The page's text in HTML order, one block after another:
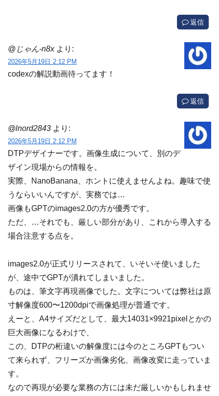
返信
@じゃん-n8x より:
2026年5月19日 2:12 PM
codexの解説動画待ってます！
返信
@lnord2843 より:
2026年5月19日 2:12 PM
DTPデザイナーです。画像生成について、別のデ
ザイン現場からの情報を。
実際、NanoBanana、ホントに使えませんよね。趣味で使
うならいいんですが、実務では…
画像もGPTのimages2.0の方が優秀です。
ただ、…それでも、厳しい部分があり、これから導入する
場合注意する点を。
images2.0が正式リリースされて、いそいそ使いました
が、途中でGPTが潰れてしまいました。
ものは、筆文字再現画像でした。文字については弊社は原
寸解像度600〜1200dpiで画像処理が普通です。
えーと、A4サイズだとして、最大14031×9921pixelとかの
巨大画像になるわけで、
この、DTPの桁違いの解像度には今のところGPTもつい
て来られず、フリーズか画像劣化、画像改変に走っていま
す。
なので再現が必要な業務の方には未だ厳しいかもしれませ